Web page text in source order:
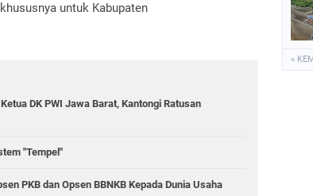
untuk Kabupaten
DK PWI Jawa Barat, Kantongi Ratusan
"Tempel"
PKB dan Opsen BBNKB Kepada Dunia Usaha
«